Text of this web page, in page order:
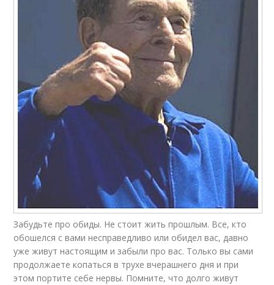
Забудьте про обиды. Не стоит жить прошлым. Все, кто
обошелся с вами несправедливо или обидел вас, давно
уже живут настоящим и забыли про вас. Только вы сами
продолжаете копаться в трухе вчерашнего дня и при
этом портите себе нервы. Помните, что долго живут